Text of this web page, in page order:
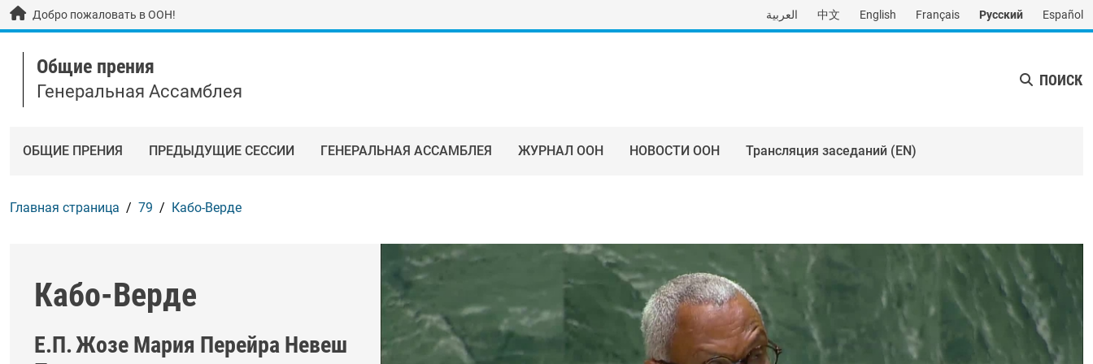
Skip to main content / navigation
Добро пожаловать в ООН! العربية 中文 English Français Русский Español
Общие прения
Генеральная Ассамблея
ПОИСК
ОБЩИЕ ПРЕНИЯ ПРЕДЫДУЩИЕ СЕССИИ ГЕНЕРАЛЬНАЯ АССАМБЛЕЯ ЖУРНАЛ ООН НОВОСТИ ООН Трансляция заседаний (EN)
Главная страница 79 Кабо-Верде
Кабо-Верде
Е.П.Жозе Мария Перейра Невеш